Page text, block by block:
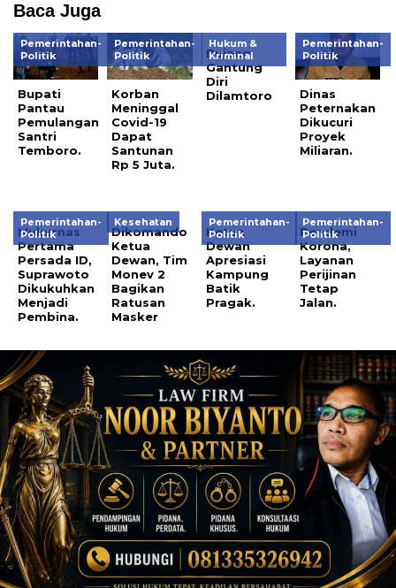
Baca Juga
Pemerintahan-
Politik
Bupati
Pantau
Pemulangan
Santri
Temboro.
Pemerintahan-
Politik
Korban
Meninggal
Covid-19
Dapat
Santunan
Rp 5 Juta.
Hukum &
Kriminal
Bujang
Gantung
Diri
Dilamtoro
Pemerintahan-
Politik
Dinas
Peternakan
Dikucuri
Proyek
Miliaran.
Pemerintahan-
Politik
Mukernas
Pertama
Persada ID,
Suprawoto
Dikukuhkan
Menjadi
Pembina.
Kesehatan
Dikomando
Ketua
Dewan, Tim
Monev 2
Bagikan
Ratusan
Masker
Pemerintahan-
Politik
Ketua
Dewan
Apresiasi
Kampung
Batik
Pragak.
Pemerintahan-
Politik
Pendemi
Korona,
Layanan
Perijinan
Tetap
Jalan.